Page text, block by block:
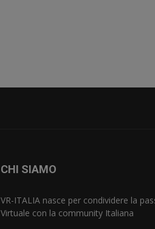
CHI SIAMO
VR-ITALIA nasce per condividere la
Virtuale con la community Italiana